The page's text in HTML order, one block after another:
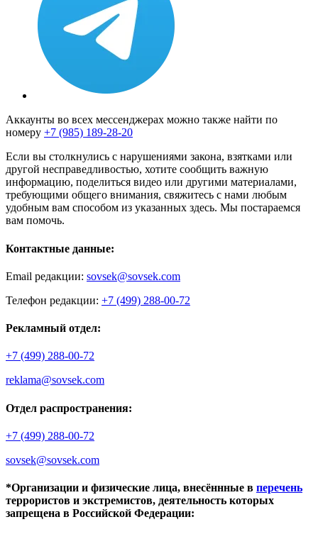
Аккаунты во всех мессенджерах можно также найти по
номеру +7 (985) 189-28-20
Если вы столкнулись с нарушениями закона, взятками или
другой несправедливостью, хотите сообщить важную
информацию, поделиться видео или другими материалами,
требующими общего внимания, свяжитесь с нами любым
удобным вам способом из указанных здесь. Мы постараемся
вам помочь.
Контактные данные:
Email редакции: sovsek@sovsek.com
Телефон редакции: +7 (499) 288-00-72
Рекламный отдел:
+7 (499) 288-00-72
reklama@sovsek.com
Отдел распространения:
+7 (499) 288-00-72
sovsek@sovsek.com
*Организации и физические лица, внесённные в перечень
террористов и экстремистов, деятельность которых
запрещена в Российской Федерации: